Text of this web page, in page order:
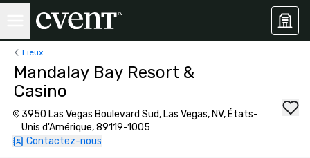
Lieux
Mandalay Bay Resort &
Casino
3950 Las Vegas Boulevard Sud, Las Vegas, NV, États-
Unis d'Amérique, 89119-1005
Contactez-nous